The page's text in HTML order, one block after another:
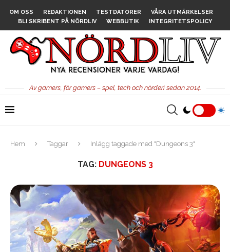
OM OSS REDAKTIONEN TESTDATORER
VÅRA UTMÄRKELSER
BLI SKRIBENT PÅ NÖRDLIV
WEBBUTIK INTEGRITETSPOLICY
Av gamers, för gamers – spel, tech och nörderi sedan 2014.
Hem Taggar Inlägg taggade med "Dungeons 3"
TAG: DUNGEONS 3